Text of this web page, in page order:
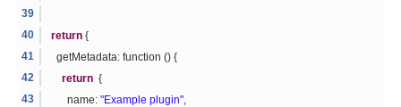
return {
getMetadata: function () {
return {
name:"Example plugin"